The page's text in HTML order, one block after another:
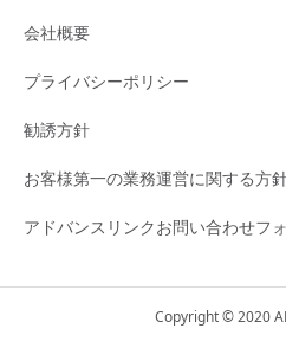
会社概要
プライバシーポリシー
勧誘方針
お客様第一の業務運営に関する方
アドバンスリンクお問い合わせフ
Copyright © 2020